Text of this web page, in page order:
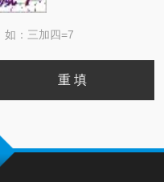
如：三加四=7